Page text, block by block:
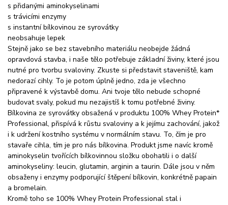
s přidanými aminokyselinami
s trávicími enzymy
s instantní bílkovinou ze syrovátky
neobsahuje lepek
Stejně jako se bez stavebního materiálu neobejde žádná
opravdová stavba, i naše tělo potřebuje základní živiny, které jsou
nutné pro tvorbu svaloviny. Zkuste si představit staveniště, kam
nedorazí cihly. To je potom úplně jedno, zda je všechno
připravené k výstavbě domu. Ani tvoje tělo nebude schopné
budovat svaly, pokud mu nezajistíš k tomu potřebné živiny.
Bílkovina ze syrovátky obsažená v produktu 100% Whey Protein*
Professional, přispívá k růstu svaloviny a k jejímu zachování, jakož
i k udržení kostního systému v normálním stavu. To, čím je pro
stavaře cihla, tím je pro nás bílkovina. Produkt jsme navíc kromě
aminokyselin tvořících bílkovinnou složku obohatili i o další
aminokyseliny: leucin, glutamin, arginin a taurin. Dále jsou v něm
obsaženy i enzymy podporující štěpení bílkovin, konkrétně papain
a bromelain.
Kromě toho se 100% Whey Protein Professional stal i